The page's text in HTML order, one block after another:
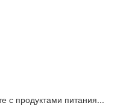
с продуктами питания...